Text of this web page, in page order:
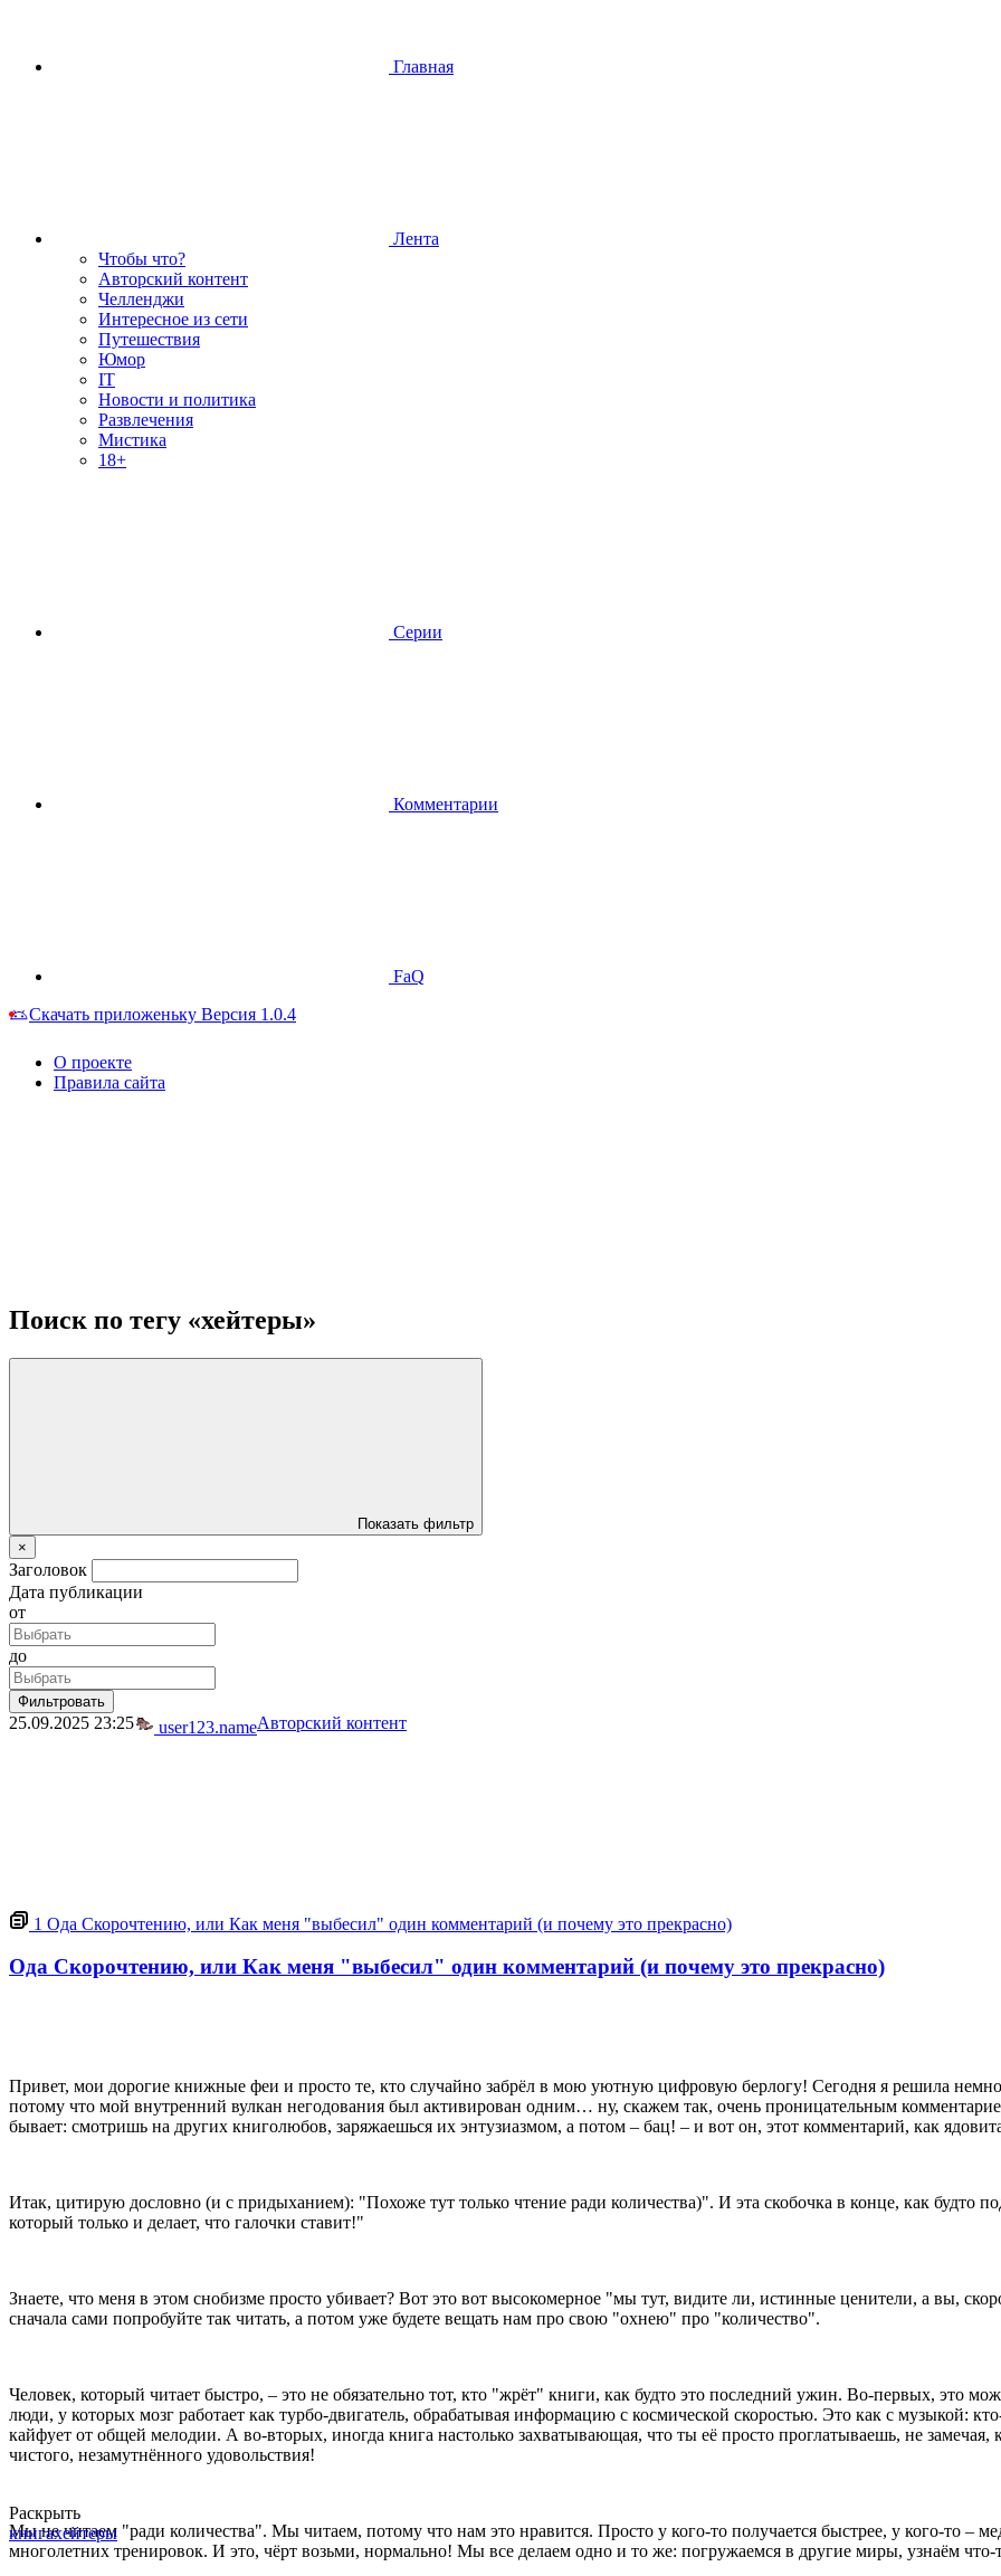
Главная
Лента
Чтобы что?
Авторский контент
Челленджи
Интересное из сети
Путешествия
Юмор
IT
Новости и политика
Развлечения
Мистика
18+
Серии
Комментарии
FaQ
Скачать приложеньку Версия 1.0.4
О проекте
Правила сайта
Поиск по тегу «хейтеры»
Показать фильтр
×
Заголовок
Дата публикации
от
до
Фильтровать
25.09.2025 23:25 user123.nameАвторский контент
1 Ода Скорочтению, или Как меня "выбесил" один комментарий (и почему это прекрасно)
Ода Скорочтению, или Как меня "выбесил" один комментарий (и почему это прекрасно)
Привет, мои дорогие книжные феи и просто те, кто случайно забрёл в мою уютную цифровую берлогу! Сегодня я решила
потому что мой внутренний вулкан негодования был активирован одним… ну, скажем так, очень проницательным
бывает: смотришь на других книголюбов, заряжаешься их энтузиазмом, а потом – бац! – и вот он, этот комментарий, как
Итак, цитирую дословно (и с придыханием): "Похоже тут только чтение ради количества)". И эта скобочка в конце, как будто
который только и делает, что галочки ставит!"
Знаете, что меня в этом снобизме просто убивает? Вот это вот высокомерное "мы тут, видите ли, истинные ценители, а вы,
сначала сами попробуйте так читать, а потом уже будете вещать нам про свою "охнею" про "количество".
Человек, который читает быстро, – это не обязательно тот, кто "жрёт" книги, как будто это последний ужин. Во-первых, это
люди, у которых мозг работает как турбо-двигатель, обрабатывая информацию с космической скоростью. Это как с музыкой:
кайфует от общей мелодии. А во-вторых, иногда книга настолько захватывающая, что ты её просто проглатываешь, не
чистого, незамутнённого удовольствия!
Мы не читаем "ради количества". Мы читаем, потому что нам это нравится. Просто у кого-то получается быстрее, у кого-то –
многолетних тренировок. И это, чёрт возьми, нормально! Мы все делаем одно и то же: погружаемся в другие миры, узнаём
Раскрыть
книгахейтеры